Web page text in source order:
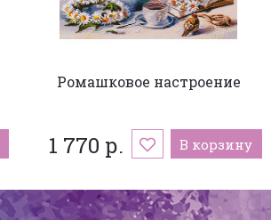
Ромашковое настроение
1 770 р. В корзину